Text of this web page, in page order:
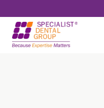
daftar
footer